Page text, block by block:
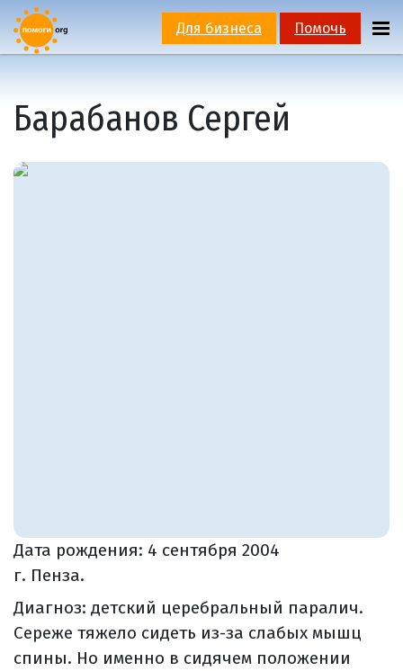
Для бизнеса Помочь
Барабанов Сергей
Дата рождения: 4 сентября 2004
г. Пенза.
Диагноз: детский церебральный паралич.
Сереже тяжело сидеть из-за слабых мышц
спины. Но именно в сидячем положении